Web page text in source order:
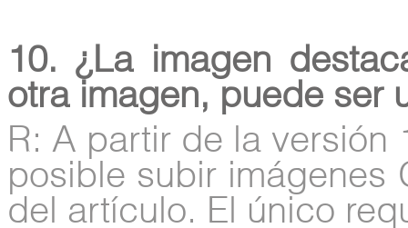
10. ¿La imagen
otra imagen, puede ser
R: A partir de la versión
posible subir imágenes
del artículo. El único